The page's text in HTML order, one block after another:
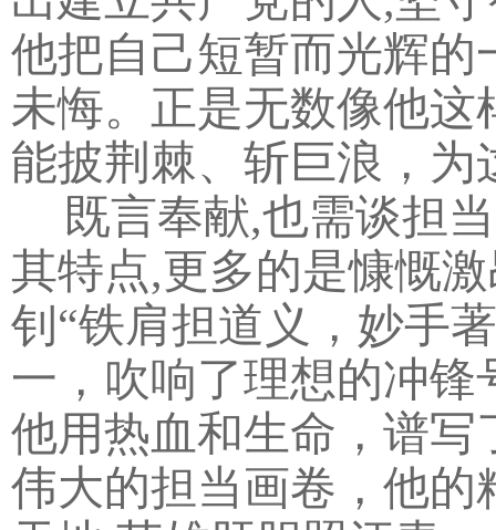
他把自己短暂而光辉
未悔。正是无数像他
能披荆棘、斩巨浪，
既言奉献,也需谈担
其特点,更多的是慷慨
钊“铁肩担道义，妙手
一，吹响了理想的冲
他用热血和生命，谱
伟大的担当画卷，他